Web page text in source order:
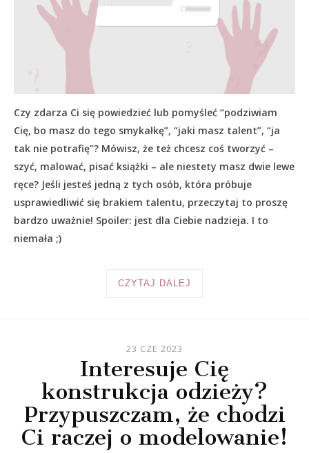
Czy zdarza Ci się powiedzieć lub pomyśleć “podziwiam
Cię, bo masz do tego smykałkę”, “jaki masz talent”, “ja
tak nie potrafię”? Mówisz, że też chcesz coś tworzyć –
szyć, malować, pisać książki – ale niestety masz dwie lewe
ręce? Jeśli jesteś jedną z tych osób, która próbuje
usprawiedliwić się brakiem talentu, przeczytaj to proszę
bardzo uważnie! Spoiler: jest dla Ciebie nadzieja. I to
niemała ;)
CZYTAJ DALEJ
23 CZE 2023
Interesuje Cię
konstrukcja odzieży?
Przypuszczam, że chodzi
Ci raczej o modelowanie!